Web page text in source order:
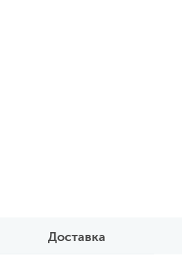
Доставка